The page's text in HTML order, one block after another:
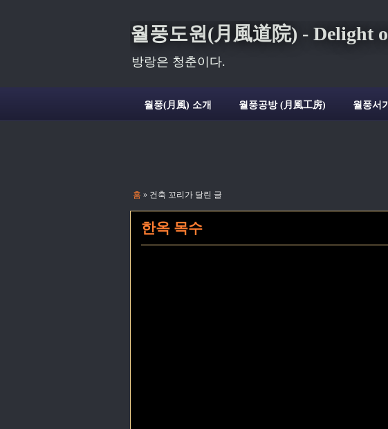
월풍도원(月風道院) - Delight
방랑은 청춘이다.
월풍(月風) 소개 월풍공방 (月風工房) 월풍서
홈 » 건축 꼬리가 달린 글
한옥 목수